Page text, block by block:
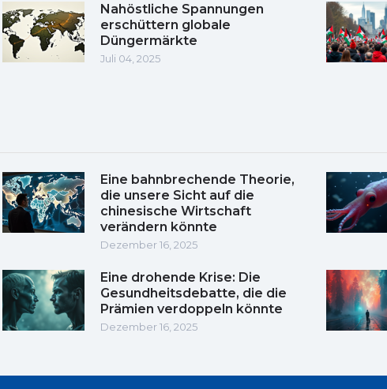
Nahöstliche Spannungen
erschüttern globale
Düngermärkte
Juli 04, 2025
Eine bahnbrechende Theorie,
die unsere Sicht auf die
chinesische Wirtschaft
verändern könnte
Dezember 16, 2025
Eine drohende Krise: Die
Gesundheitsdebatte, die die
Prämien verdoppeln könnte
Dezember 16, 2025